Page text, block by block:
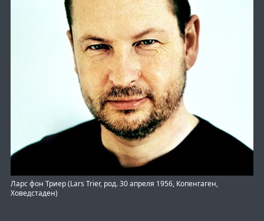
Ларс фон Триер (Lars Trier, род. 30 апреля 1956, Копенгаген,
Ховедстаден)